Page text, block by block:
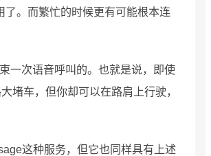
。而繁忙的时候更有可能根本连
一次语音呼叫的。也就是说，即使
堵车，但你却可以在路肩上行驶，
这种服务，但它也同样具有上述